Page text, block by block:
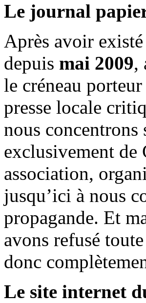
Le journal
Après avoir
depuis mai 2009,
le créneau
presse locale
nous concentrons
exclusivement de
association,
jusqu’ici à nous
propagande. Et
avons refusé
donc
Le site internet